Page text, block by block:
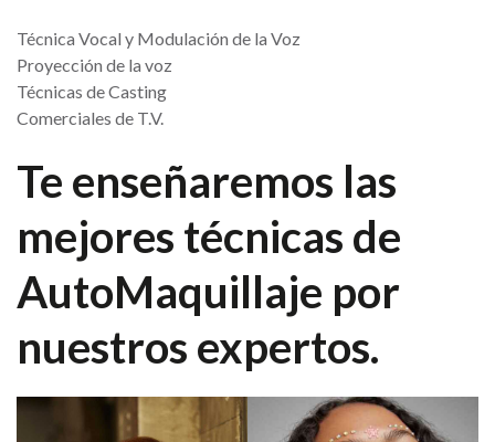
Técnica Vocal y Modulación de la Voz
Proyección de la voz
Técnicas de Casting
Comerciales de T.V.
Te enseñaremos las
mejores técnicas de
AutoMaquillaje por
nuestros expertos.